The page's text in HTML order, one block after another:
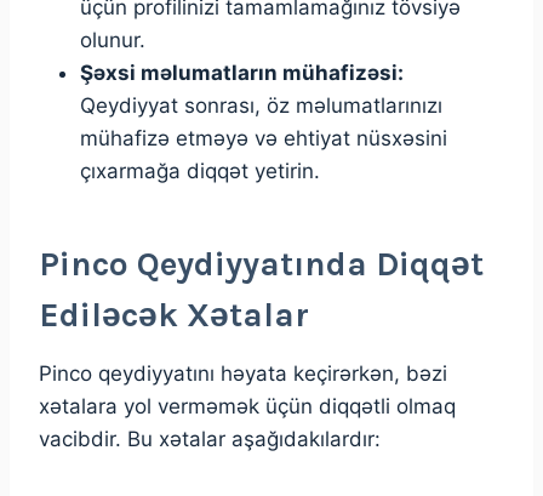
üçün profilinizi tamamlamağınız tövsiyə
olunur.
Şəxsi məlumatların mühafizəsi:
Qeydiyyat sonrası, öz məlumatlarınızı
mühafizə etməyə və ehtiyat nüsxəsini
çıxarmağa diqqət yetirin.
Pinco Qeydiyyatında Diqqət
Ediləcək Xətalar
Pinco qeydiyyatını həyata keçirərkən, bəzi
xətalara yol verməmək üçün diqqətli olmaq
vacibdir. Bu xətalar aşağıdakılardır: